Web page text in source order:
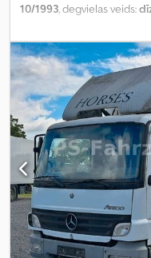
10/1993, degvielas veids:
,